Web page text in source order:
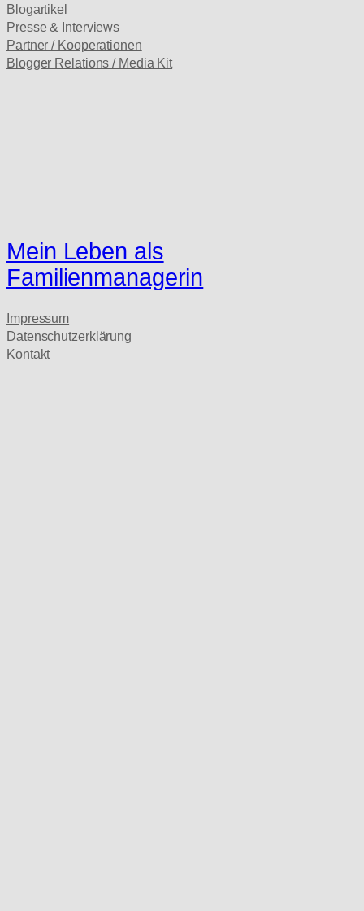
Blogartikel
Presse & Interviews
Partner / Kooperationen
Blogger Relations / Media Kit
Mein Leben als
Familienmanagerin
Impressum
Datenschutzerklärung
Kontakt